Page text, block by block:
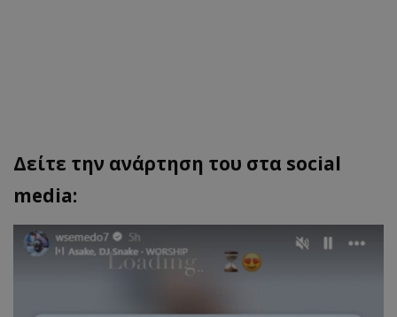
Δείτε την ανάρτηση του στα social
media: